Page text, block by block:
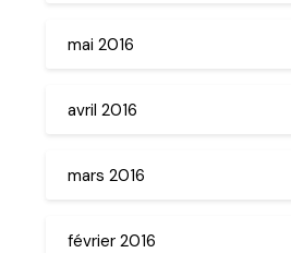
mai 2016
avril 2016
mars 2016
février 2016